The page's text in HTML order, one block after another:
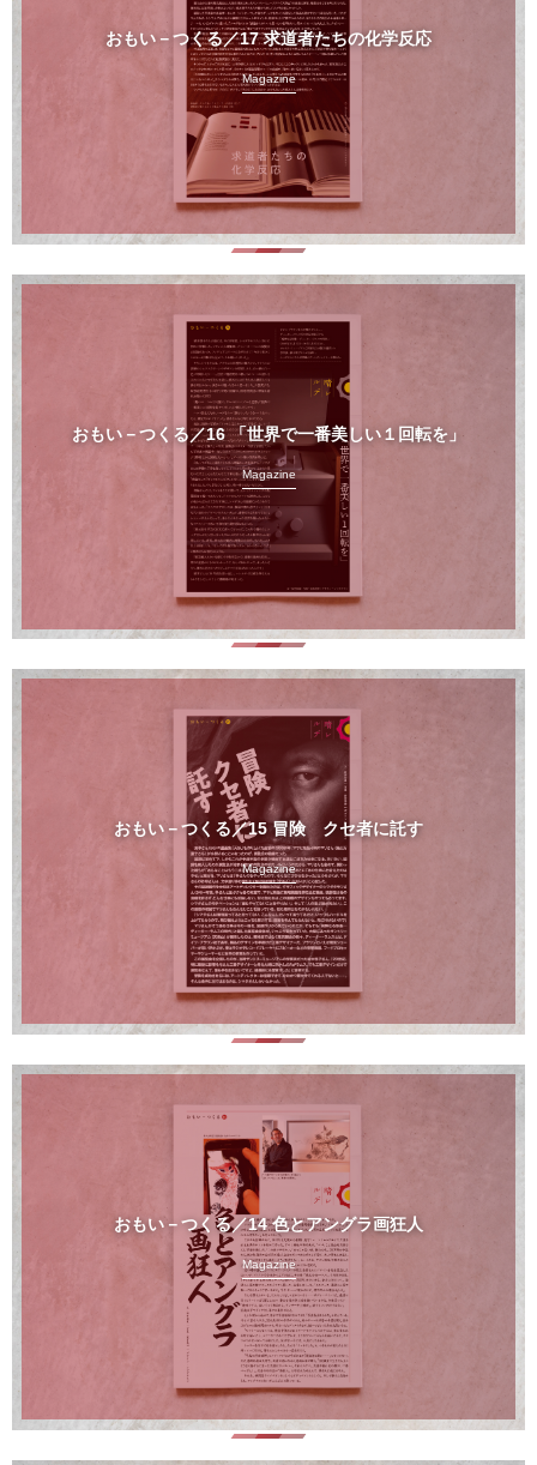
おもい－つくる／17 求道者たちの化学反応
Magazine
おもい－つくる／16 「世界で一番美しい１回転を」
Magazine
おもい－つくる／15 冒険 クセ者に託す
Magazine
おもい－つくる／14 色とアングラ画狂人
Magazine